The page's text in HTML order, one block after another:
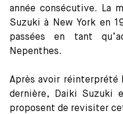
année consécutive. La
Suzuki à New York en
passées en tant
Nepenthes.
Après avoir réinterprété
dernière, Daiki Suzuki
proposent de revisiter